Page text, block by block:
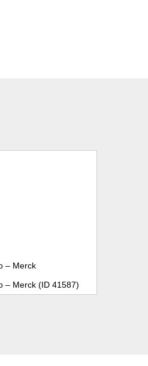
– Merck
– Merck (ID 41587)